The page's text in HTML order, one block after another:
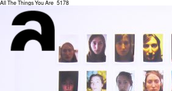
All The Things You Are_5178